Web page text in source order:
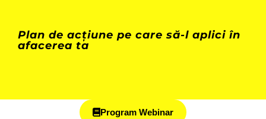
Plan de acțiune pe care să-l aplici în
afacerea ta
Program Webinar